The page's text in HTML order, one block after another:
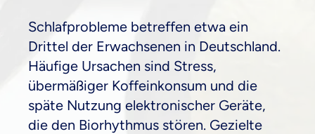
Schlafprobleme betreffen etwa ein
Drittel der Erwachsenen in Deutschland.
Häufige Ursachen sind Stress,
übermäßiger Koffeinkonsum und die
späte Nutzung elektronischer Geräte,
die den Biorhythmus stören. Gezielte